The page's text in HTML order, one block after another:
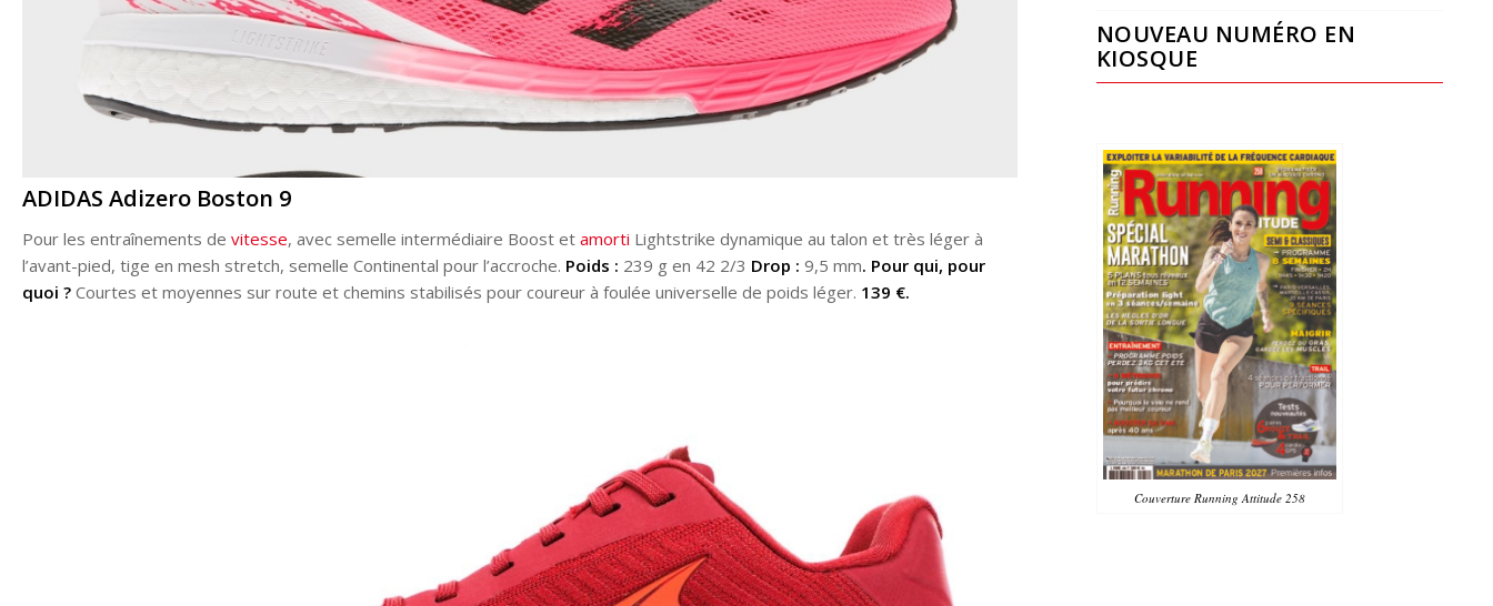
ADIDAS Adizero Boston 9
Pour les entraînements de vitesse, avec semelle intermédiaire Boost et amorti Lightstrike dynamique au talon et très léger à
l’avant-pied, tige en mesh stretch, semelle Continental pour l’accroche. Poids : 239 g en 42 2/3 Drop : 9,5 mm. Pour qui, pour
quoi ? Courtes et moyennes sur route et chemins stabilisés pour coureur à foulée universelle de poids léger. 139 €.
NOUVEAU NUMÉRO EN
KIOSQUE
Couverture Running Attitude 258